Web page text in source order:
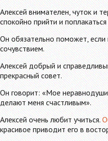
Алексей внимателен, чуток и
спокойно прийти и
Он обязательно поможет,
сочувствием.
Алексей добрый и
прекрасный совет.
Он говорит: «Мое
делают меня счастливым».
Алексей очень любит учиться.
красивое приводит его в